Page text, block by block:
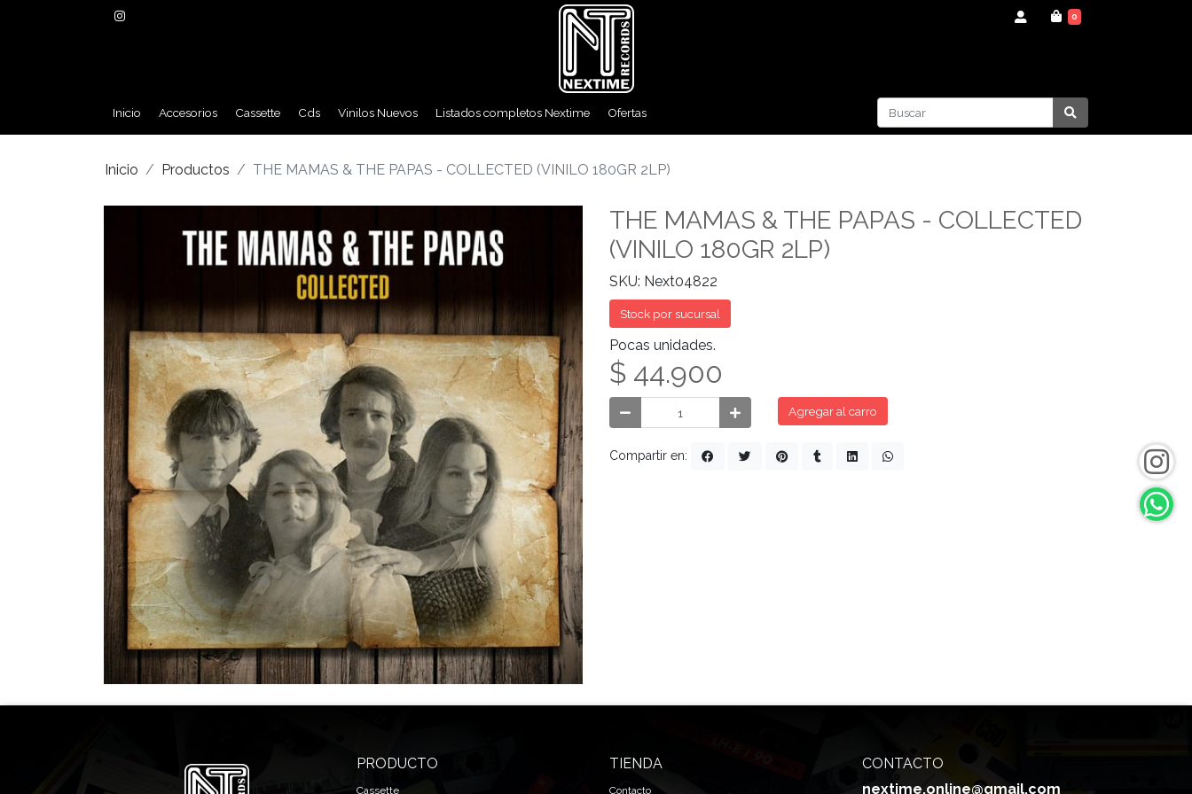
0
Inicio Accesorios Cassette Cds Vinilos Nuevos Listados completos Nextime Ofertas
Inicio Productos THE MAMAS & THE PAPAS - COLLECTED (VINILO 180GR 2LP)
THE MAMAS & THE PAPAS - COLLECTED
(VINILO 180GR 2LP)
SKU: Next04822
Stock por sucursal
Pocas unidades.
$ 44.900
Agregar al carro
Compartir en:
PRODUCTO
Cassette
TIENDA
Contacto
CONTACTO
nextime.online@gmail.com